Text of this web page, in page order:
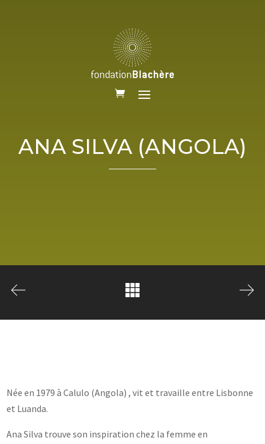
ANA SILVA (ANGOLA)
Née en 1979 à Calulo (Angola) , vit et travaille entre Lisbonne
et Luanda.
Ana Silva trouve son inspiration chez la femme en